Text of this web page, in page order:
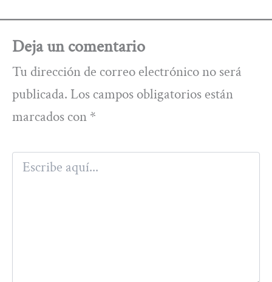
Deja un comentario
Tu dirección de correo electrónico no será
publicada. Los campos obligatorios están
marcados con *
aquí...